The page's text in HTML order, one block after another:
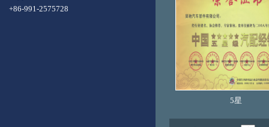
+86-991-2575728
5星